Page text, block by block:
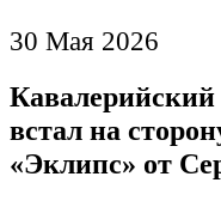
30 Мая 2026
встал на
«Эклипс» от